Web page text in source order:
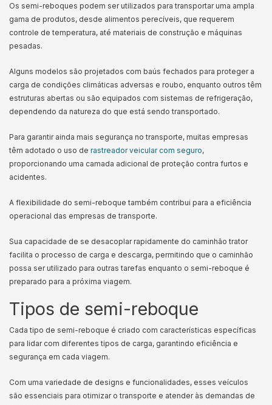
Os semi-reboques podem ser utilizados para transportar uma ampla
gama de produtos, desde alimentos perecíveis, que requerem
controle de temperatura, até materiais de construção e máquinas
pesadas.
Alguns modelos são projetados com baús fechados para proteger a
carga de condições climáticas adversas e roubo, enquanto outros têm
estruturas abertas ou são equipados com sistemas de refrigeração,
dependendo da natureza do que está sendo transportado.
Para garantir ainda mais segurança no transporte, muitas empresas
têm adotado o uso de rastreador veicular com seguro,
proporcionando uma camada adicional de proteção contra furtos e
acidentes.
A flexibilidade do semi-reboque também contribui para a eficiência
operacional das empresas de transporte.
Sua capacidade de se desacoplar rapidamente do caminhão trator
facilita o processo de carga e descarga, permitindo que o caminhão
possa ser utilizado para outras tarefas enquanto o semi-reboque é
preparado para a próxima viagem.
Tipos de semi-reboque
Cada tipo de semi-reboque é criado com características específicas
para lidar com diferentes tipos de carga, garantindo eficiência e
segurança em cada viagem.
Com uma variedade de designs e funcionalidades, esses veículos
são essenciais para otimizar o transporte e atender às demandas de